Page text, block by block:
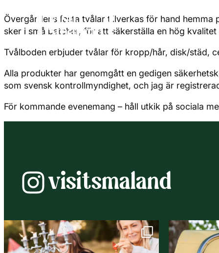
Övergårdens fasta tvålar tillverkas för hand
sker i små batcher, för att säkerställa en hög
Tvålboden erbjuder tvålar för kropp/hår, disk/städ,
Alla produkter har genomgått en gedigen
som svensk kontrollmyndighet, och jag är
För kommande evenemang – håll utkik på sociala
Instagramvisitsmaland